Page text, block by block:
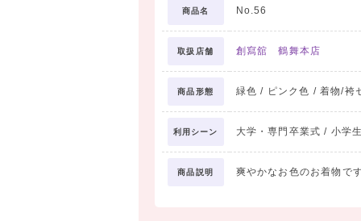
商品名 No.56
取扱店舗 創寫舘 鶴舞本店
商品形態 緑色 / ピンク色 / 着物/袴
利用シーン 大学・専門卒業式 / 小学
商品説明 爽やかなお色のお着物で